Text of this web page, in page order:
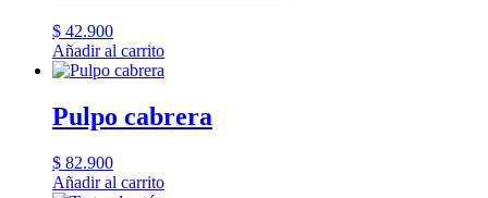
$ 42.900
Añadir al carrito
Pulpo cabrera
$ 82.900
Añadir al carrito